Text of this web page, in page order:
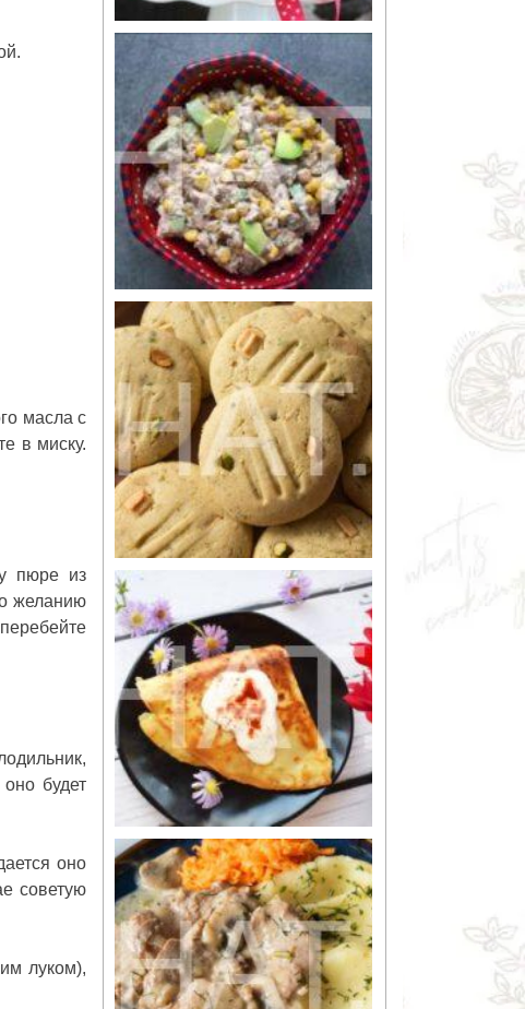
масла с
в миску.
пюре из
желанию
будет
оно
советую
луком),